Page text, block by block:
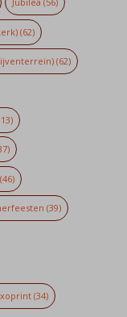
(62)
(62)
(46)
(39)
(34)